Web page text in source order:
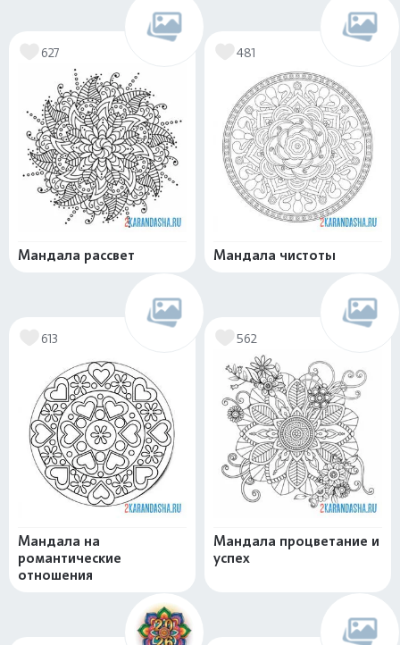
627
Мандала рассвет
481
Мандала чистоты
613
Мандала на
романтические
отношения
562
Мандала процветание и
успех